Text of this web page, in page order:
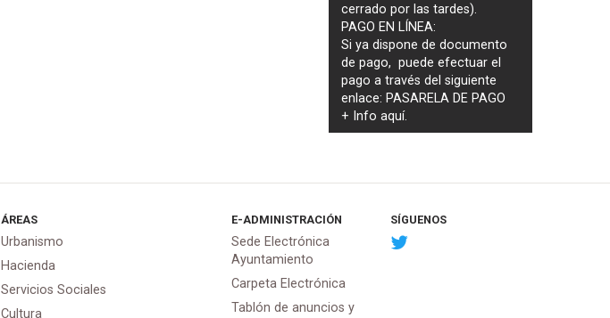
cerrado por las tardes).
PAGO EN LÍNEA:
Si ya dispone de documento
de pago, puede efectuar el
pago a través del siguiente
enlace: PASARELA DE PAGO
+ Infoaquí.
ÁREAS
Urbanismo
Hacienda
Servicios Sociales
Cultura
E-ADMINISTRACIÓN
Sede Electrónica
Ayuntamiento
Carpeta Electrónica
Tablón de anuncios y
SÍGUENOS